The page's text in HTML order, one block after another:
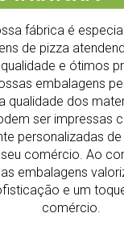
fábrica é
de pizza
e ótimos
embalagens
qualidade dos
ser impressas
personalizadas
comércio. Ao
embalagens
e um
comércio.